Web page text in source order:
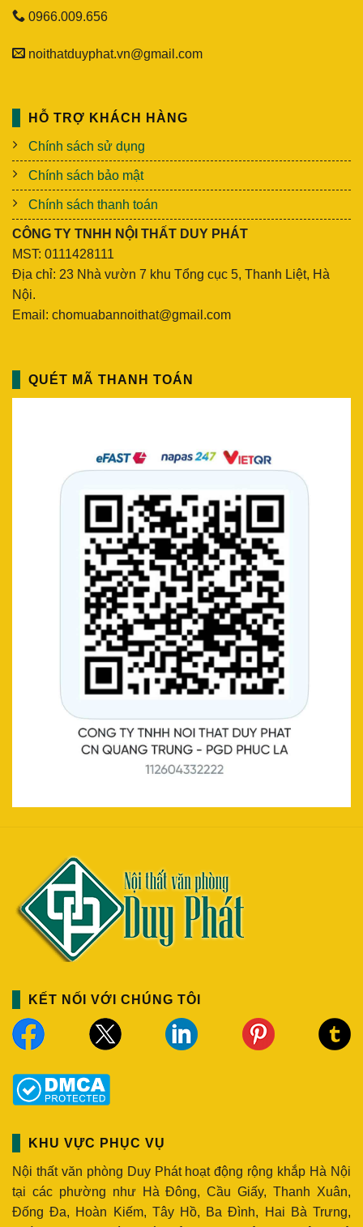
0966.009.656
noithatduyphat.vn@gmail.com
HỖ TRỢ KHÁCH HÀNG
Chính sách sử dụng
Chính sách bảo mật
Chính sách thanh toán
CÔNG TY TNHH NỘI THẤT DUY PHÁT
MST: 0111428111
Địa chỉ: 23 Nhà vườn 7 khu Tổng cục 5, Thanh Liệt, Hà
Nội.
Email: chomuabannoithat@gmail.com
QUÉT MÃ THANH TOÁN
KẾT NỐI VỚI CHÚNG TÔI
KHU VỰC PHỤC VỤ
Nội thất văn phòng Duy Phát hoạt động rộng khắp Hà Nội
tại các phường như Hà Đông, Cầu Giấy, Thanh Xuân,
Đống Đa, Hoàn Kiếm, Tây Hồ, Ba Đình, Hai Bà Trưng,